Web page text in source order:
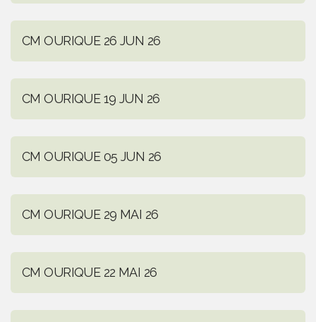
CM OURIQUE 26 JUN 26
CM OURIQUE 19 JUN 26
CM OURIQUE 05 JUN 26
CM OURIQUE 29 MAI 26
CM OURIQUE 22 MAI 26